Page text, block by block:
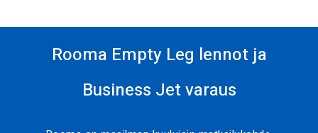
Rooma Empty Leg lennot ja
Business Jet varaus